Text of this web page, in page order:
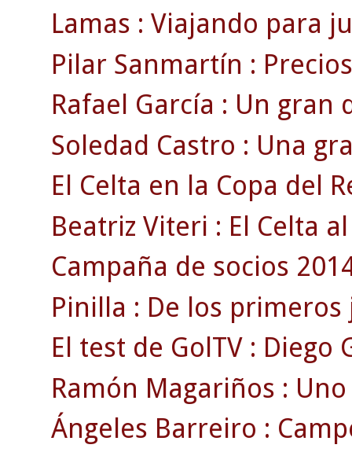
Lamas : Viajando para
Pilar Sanmartín :
Rafael García : Un gran
Soledad Castro : Una
El Celta en la Copa del
Beatriz Viteri : El Celta
Campaña de socios
Pinilla : De los
El test de GolTV : Diego
Ramón Magariños :
Ángeles Barreiro :